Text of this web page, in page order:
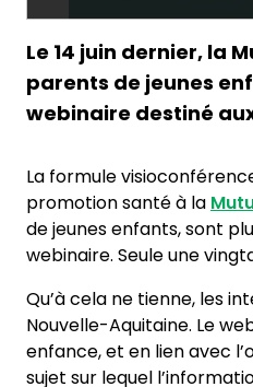
Le 14 juin dernier, la
parents de jeunes
webinaire destiné
La formule
promotion santé à la
de jeunes enfants, sont
webinaire. Seule une
Qu’à cela ne tienne, les
Nouvelle-Aquitaine. Le
enfance, et en lien avec
sujet sur lequel